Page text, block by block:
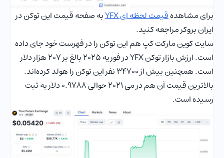
برای مشاهدهقیمت لحظه ای YFX
به صفحه قیمت این توکن در
ایران بروکر مراجعه کنید.
سایت کوین مارکت کپ هم این توکن را در فهرست خود جای داده
است. ارزش بازار توکن YFX در فوریه 2025 بالغ بر 207 هزار دلار
است. همچنین بیش از 34700 نفر این توکن را هولد کرده‌اند.
بالاترین قیمت آن هم در می 2021 حوالی 0.9788 دلار به ثبت
رسیده است.